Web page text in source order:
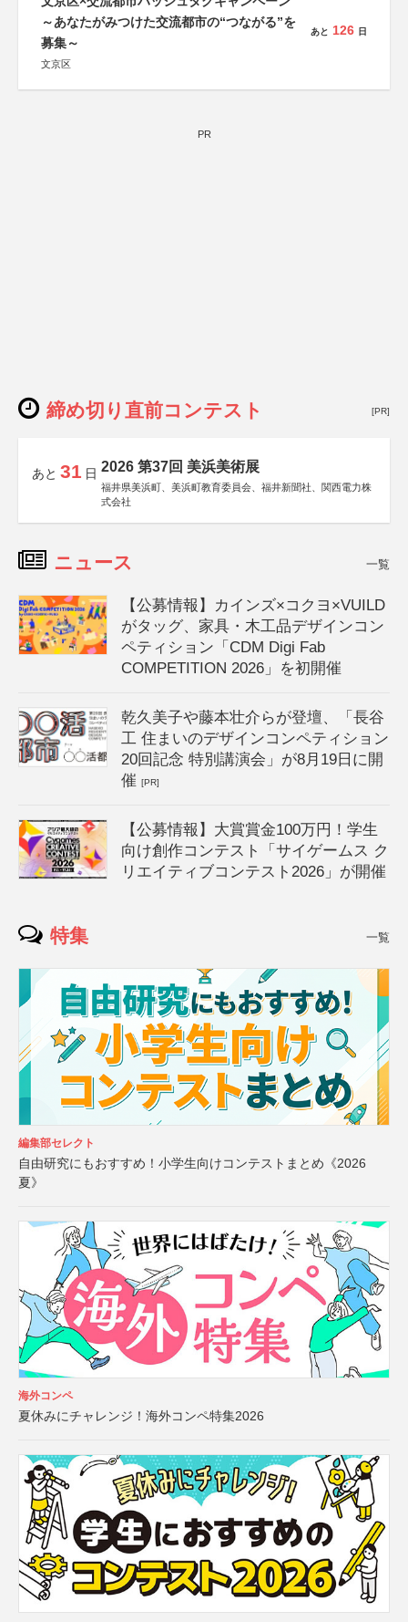
～あなたがみつけた交流都市の“つながる”を
募集～
文京区
あと 126 日
PR
締め切り直前コンテスト [PR]
あと 31 日 2026 第37回 美浜美術展
福井県美浜町、美浜町教育委員会、福井新聞社、関西電力株
式会社
ニュース 一覧
【公募情報】カインズ×コクヨ×VUILD
がタッグ、家具・木工品デザインコン
ペティション「CDM Digi Fab
COMPETITION 2026」を初開催
乾久美子や藤本壮介らが登壇、「長谷
工 住まいのデザインコンペティション
20回記念 特別講演会」が8月19日に開
催[PR]
【公募情報】大賞賞金100万円！学生
向け創作コンテスト「サイゲームス ク
リエイティブコンテスト2026」が開催
特集 一覧
編集部セレクト
自由研究にもおすすめ！小学生向けコンテストまとめ《2026
夏》
海外コンペ
夏休みにチャレンジ！海外コンペ特集2026